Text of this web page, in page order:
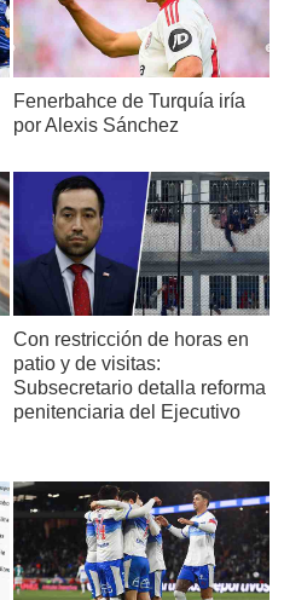
Fenerbahce de Turquía iría
por Alexis Sánchez
Con restricción de horas en
patio y de visitas:
Subsecretario detalla reforma
penitenciaria del Ejecutivo